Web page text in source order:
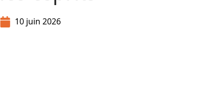
10 juin 2026